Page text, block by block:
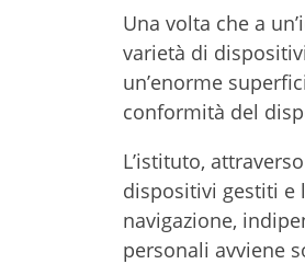
Una volta che a
varietà di
un’enorme
conformità del
L’istituto,
dispositivi gestiti
navigazione,
personali avviene